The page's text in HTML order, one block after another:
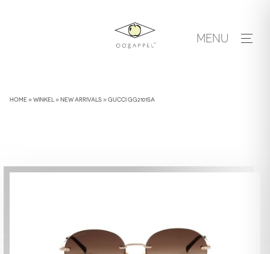
MENU
HOME»WINKEL »NEW ARRIVALS»GUCCI GG2101SA